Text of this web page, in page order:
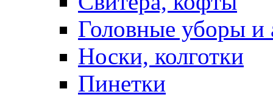
Головные уборы и
Носки, колготки
Пинетки